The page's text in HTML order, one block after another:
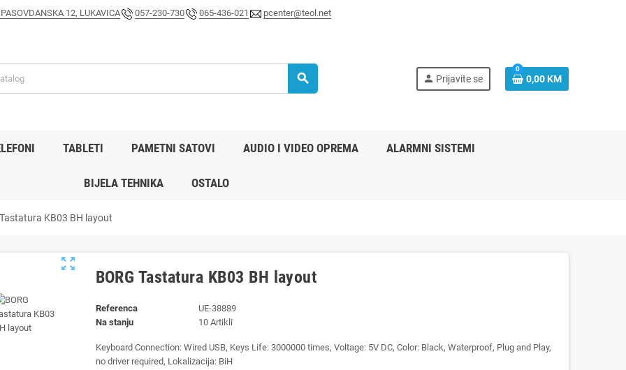
12, LUKAVICA 057-230-730 065-436-021 pcenter@teol.net
search person Prijavite se
0
0,00 KM
TABLETI PAMETNI SATOVI AUDIO I VIDEO OPREMA ALARMNI SISTEMI
BIJELA TEHNIKA OSTALO
KB03 BH layout
zoom_out_map
BORG Tastatura KB03 BH layout
Referenca
UE-38889
Na stanju
10 Artikli
Keyboard Connection: Wired USB, Keys Life: 3000000 times, Voltage: 5V DC, Color: Black, Waterproof, Plug and Play,
no driver required, Lokalizacija: BiH